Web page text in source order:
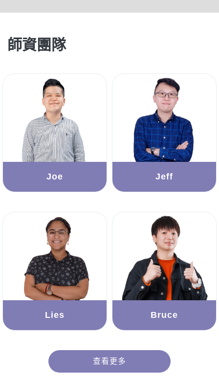
師資團隊
Joe Jeff
Lies Bruce
查看更多